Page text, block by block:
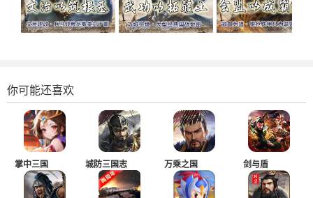
你可能还喜欢
掌中三国 城防三国志 万乘之国 剑与盾